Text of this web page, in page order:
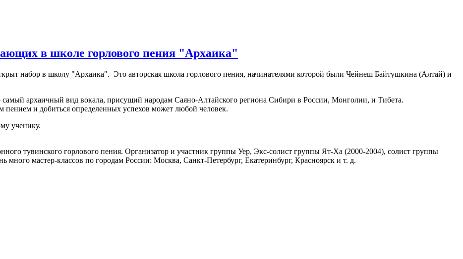
в школе горлового пения "Архаика"
набор в школу "Архаика". Это авторская школа горлового пения, начинателями которой были Чейнеш Байтушкина (Алтай) и
самый архаичный вид вокала, присущий народам Саяно-Алтайского региона Сибири в России, Монголии, и Тибета.
пением и добиться определенных успехов может любой человек.
ученику.
тувинского горлового пения. Организатор и участник группы Уер, Экс-солист группы Ят-Ха (2000-2004), солист группы
много мастер-классов по городам России: Москва, Санкт-Петербург, Екатеринбург, Красноярск и т. д.